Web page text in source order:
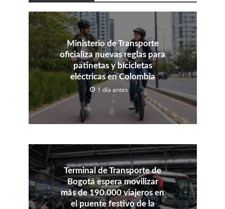
Ministerio de Transporte
oficializa nuevas reglas para
patinetas y bicicletas
eléctricas en Colombia
1 día antes
Terminal de Transporte de
Bogotá espera movilizar
más de 190.000 viajeros en
el puente festivo de la